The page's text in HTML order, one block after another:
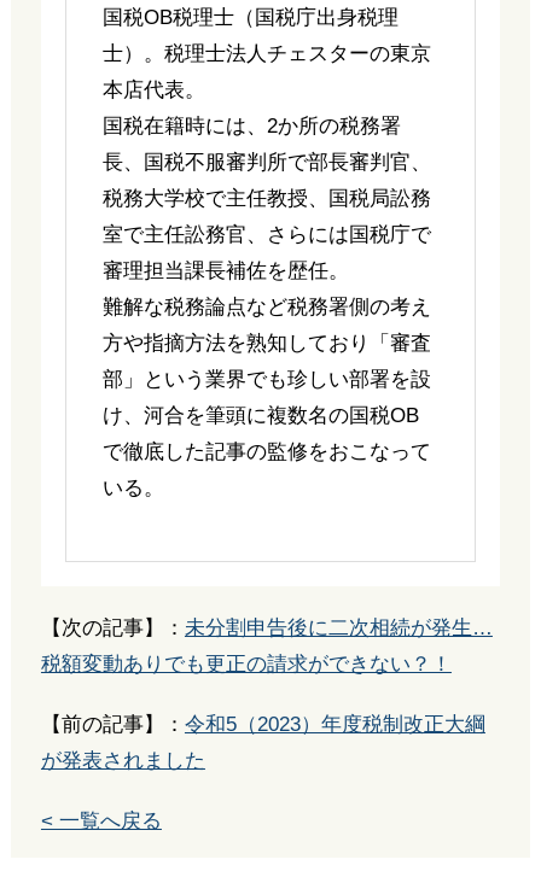
国税OB税理士（国税庁出身税理
士）。税理士法人チェスターの東京
本店代表。
国税在籍時には、2か所の税務署
長、国税不服審判所で部長審判官、
税務大学校で主任教授、国税局訟務
室で主任訟務官、さらには国税庁で
審理担当課長補佐を歴任。
難解な税務論点など税務署側の考え
方や指摘方法を熟知しており「審査
部」という業界でも珍しい部署を設
け、河合を筆頭に複数名の国税OB
で徹底した記事の監修をおこなって
いる。
【次の記事】： 未分割申告後に二次相続が発生…
税額変動ありでも更正の請求ができない？！
【前の記事】： 令和5（2023）年度税制改正大綱
が発表されました
< 一覧へ戻る